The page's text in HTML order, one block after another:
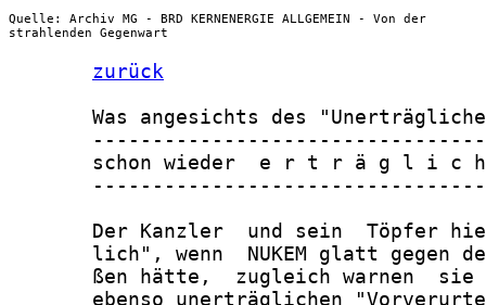
Quelle: Archiv MG - BRD KERNENERGIE ALLGEMEIN - Von der
strahlenden Gegenwart
zurück
Was angesichts des
schon wieder  e r t r ä g l i c
Der Kanzler  und sein  Töpfer
lich", wenn  NUKEM glatt gegen
ßen hätte,  zugleich warnen
ebenso unerträglichen